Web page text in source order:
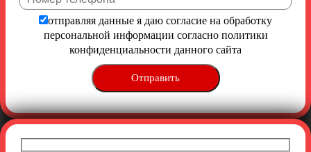
отправляя данные я даю согласие на обработку
персональной информации согласно политики
конфиденциальности данного сайта